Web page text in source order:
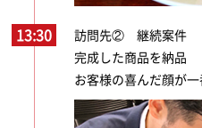
13:30
訪問先② 継続案件
完成した商品を納品
お客様の喜んだ顔が一